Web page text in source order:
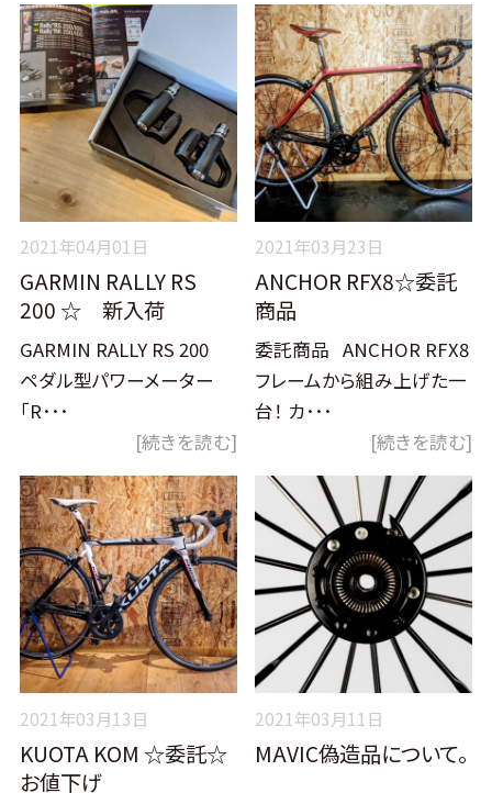
2021年04月01日
GARMIN RALLY RS
200 ☆ 新入荷
GARMIN RALLY RS 200
ペダル型パワーメーター
「R･･･
[続きを読む]
2021年03月23日
ANCHOR RFX8☆委託
商品
委託商品 ANCHOR RFX8
フレームから組み上げた一
台！ カ･･･
[続きを読む]
2021年03月13日
KUOTA KOM ☆委託☆
お値下げ
2021年03月11日
MAVIC偽造品について。